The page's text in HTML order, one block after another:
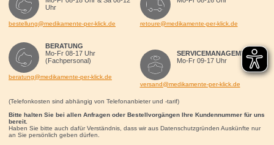
Uhr
bestellung@medikamente-per-klick.de
BERATUNG
Mo-Fr 08-17 Uhr
(Fachpersonal)
beratung@medikamente-per-klick.de
retoure@medikamente-per-klick.de
SERVICEMANAGEMENT
Mo-Fr 09-17 Uhr
versand@medikamente-per-klick.de
(Telefonkosten sind abhängig von Telefonanbieter und -tarif)
Bitte halten Sie bei allen Anfragen oder Bestellvorgängen Ihre Kundennummer für uns
bereit.
Haben Sie bitte auch dafür Verständnis, dass wir aus Datenschutzgründen Auskünfte nur
an Sie persönlich geben dürfen.